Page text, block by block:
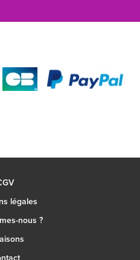
légales
nous ?